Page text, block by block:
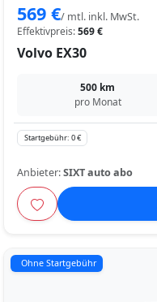
569 €/ mtl. inkl. MwSt.
Effektivpreis:569 €
Volvo EX30
500 km
pro Monat
Startgebühr: 0 €
Anbieter:SIXT auto abo
Ohne Startgebühr